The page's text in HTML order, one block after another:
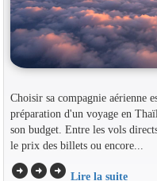
Choisir sa compagnie aérienne
préparation d'un voyage en
son budget. Entre les vols
le prix des billets ou encore...
arrow_circle_rightarrow_circle_rightarrow_circle_right Lire la suite